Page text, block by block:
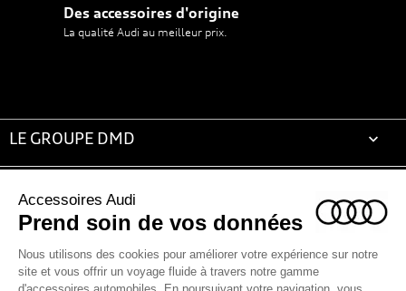
Des accessoires d'origine
La qualité Audi au meilleur prix.
LE GROUPE DMD 
LA BOUTIQUE
ESPACE CLIENT